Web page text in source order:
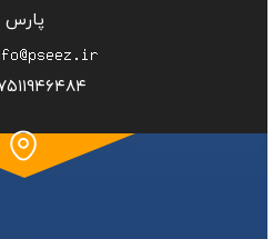
پارس
۷۵۱۱۹۴۶۴۸۴